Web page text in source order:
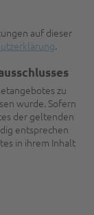
auf dieser
.
zu
wurde. Sofern
der geltenden
entsprechen
in ihrem Inhalt